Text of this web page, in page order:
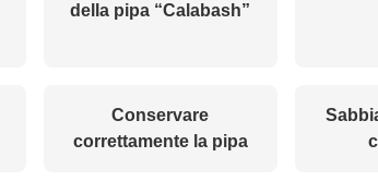
della pipa “Calabash”
Conservare
correttamente la pipa